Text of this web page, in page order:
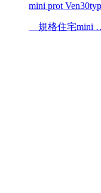
mini prot
規格住宅mini